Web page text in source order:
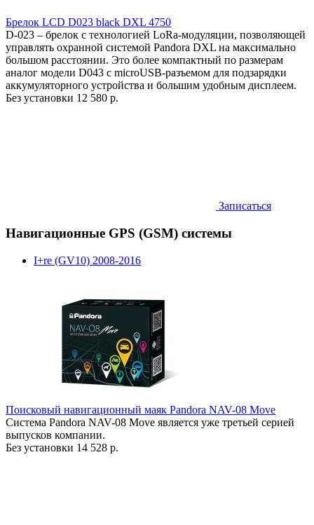
Брелок LCD D023 black DXL 4750
D-023 – брелок с технологией LoRa-модуляции, позволяющей
управлять охранной системой Pandora DXL на максимально
большом расстоянии. Это более компактный по размерам
аналог модели D043 с microUSB-разъемом для подзарядки
аккумуляторного устройства и большим удобным дисплеем.
Без установки 12 580 р.
Записаться
Навигационные GPS (GSM) системы
I+re (GV10) 2008-2016
Поисковый навигационный маяк Pandora NAV-08 Move
Система Pandora NAV-08 Move является уже третьей серией
выпусков компании.
Без установки 14 528 р.